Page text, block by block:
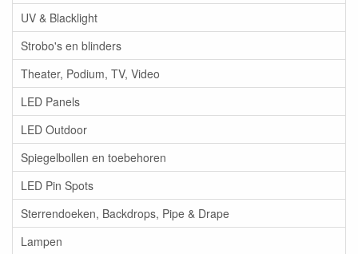
UV & Blacklight
Strobo's en blinders
Theater, Podium, TV, Video
LED Panels
LED Outdoor
Spiegelbollen en toebehoren
LED Pin Spots
Sterrendoeken, Backdrops, Pipe & Drape
Lampen